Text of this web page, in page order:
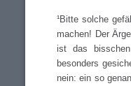
¹Bitte solche
machen! Der
ist das
besonders
nein: ein so